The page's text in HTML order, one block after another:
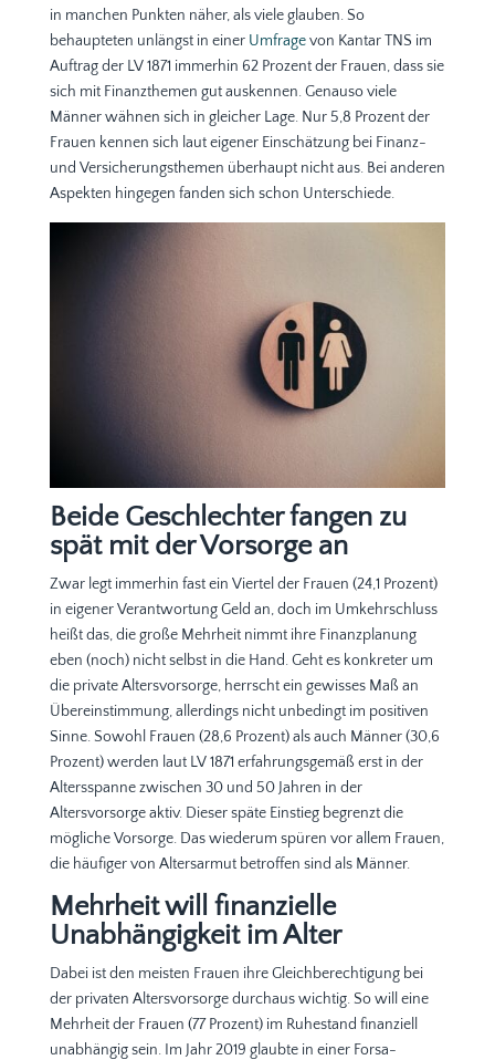
in manchen Punkten näher, als viele glauben. So
behaupteten unlängst in einer Umfragevon Kantar TNS im
Auftrag der LV 1871 immerhin 62 Prozent der Frauen, dass sie
sich mit Finanzthemen gut auskennen. Genauso viele
Männer wähnen sich in gleicher Lage. Nur 5,8 Prozent der
Frauen kennen sich laut eigener Einschätzung bei Finanz-
und Versicherungsthemen überhaupt nicht aus. Bei anderen
Aspekten hingegen fanden sich schon Unterschiede.
Beide Geschlechter fangen zu
spät mit der Vorsorge an
Zwar legt immerhin fast ein Viertel der Frauen (24,1 Prozent)
in eigener Verantwortung Geld an, doch im Umkehrschluss
heißt das, die große Mehrheit nimmt ihre Finanzplanung
eben (noch) nicht selbst in die Hand. Geht es konkreter um
die private Altersvorsorge, herrscht ein gewisses Maß an
Übereinstimmung, allerdings nicht unbedingt im positiven
Sinne. Sowohl Frauen (28,6 Prozent) als auch Männer (30,6
Prozent) werden laut LV 1871 erfahrungsgemäß erst in der
Altersspanne zwischen 30 und 50 Jahren in der
Altersvorsorge aktiv. Dieser späte Einstieg begrenzt die
mögliche Vorsorge. Das wiederum spüren vor allem Frauen,
die häufiger von Altersarmut betroffen sind als Männer.
Mehrheit will finanzielle
Unabhängigkeit im Alter
Dabei ist den meisten Frauen ihre Gleichberechtigung bei
der privaten Altersvorsorge durchaus wichtig. So will eine
Mehrheit der Frauen (77 Prozent) im Ruhestand finanziell
unabhängig sein. Im Jahr 2019 glaubte in einer Forsa-